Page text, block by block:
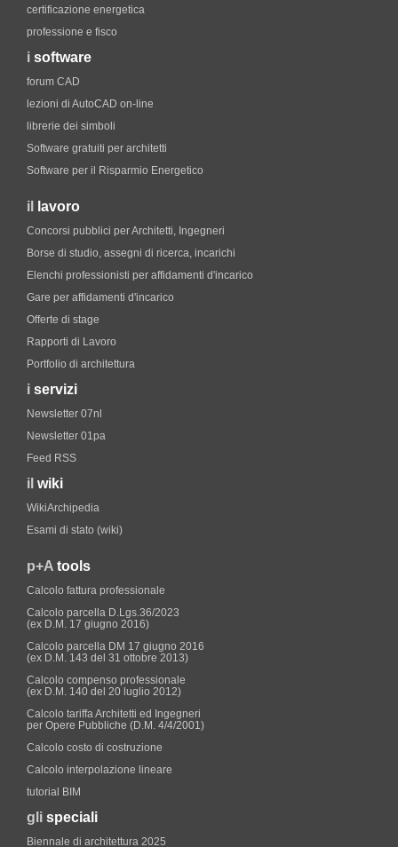
certificazione energetica
professione e fisco
i software
forum CAD
lezioni di AutoCAD on-line
librerie dei simboli
Software gratuiti per architetti
Software per il Risparmio Energetico
il lavoro
Concorsi pubblici per Architetti, Ingegneri
Borse di studio, assegni di ricerca, incarichi
Elenchi professionisti per affidamenti d'incarico
Gare per affidamenti d'incarico
Offerte di stage
Rapporti di Lavoro
Portfolio di architettura
i servizi
Newsletter 07nl
Newsletter 01pa
Feed RSS
il wiki
WikiArchipedia
Esami di stato (wiki)
p+A tools
Calcolo fattura professionale
Calcolo parcella D.Lgs.36/2023
(ex D.M. 17 giugno 2016)
Calcolo parcella DM 17 giugno 2016
(ex D.M. 143 del 31 ottobre 2013)
Calcolo compenso professionale
(ex D.M. 140 del 20 luglio 2012)
Calcolo tariffa Architetti ed Ingegneri
per Opere Pubbliche (D.M. 4/4/2001)
Calcolo costo di costruzione
Calcolo interpolazione lineare
tutorial BIM
gli speciali
Biennale di architettura 2025